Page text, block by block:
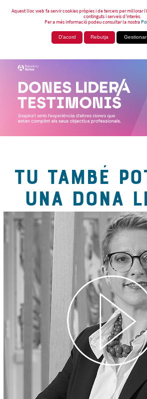
Aquest lloc web fa servir cookies pròpies i de tercers per millorar
continguts i serveis d’interès.
Per a més informació podeu consultar la nostra
D'acord Rebutja
TU TAMBÉ
UNA DONA